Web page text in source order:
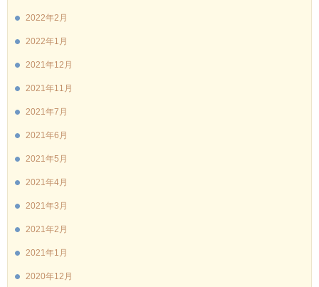
2022年2月
2022年1月
2021年12月
2021年11月
2021年7月
2021年6月
2021年5月
2021年4月
2021年3月
2021年2月
2021年1月
2020年12月